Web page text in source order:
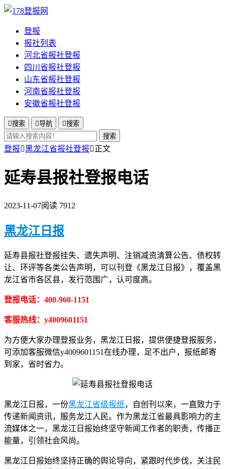
登报
报社列表
河北省报社登报
四川省报社登报
山东省报社登报
河南省报社登报
安徽省报社登报
搜索 导航 搜索
搜索
登报黑龙江省报社登报正文
延寿县报社登报电话
2023-11-07阅读 7912
黑龙江日报
延寿县报社登报挂失、遗失声明、注销减资清算公告、债权转
让、环评等各类公告声明，可以刊登《黑龙江日报》，覆盖黑
龙江省市各区县，发行范围广，认可度高。
登报电话：400-960-1151
客服热线：y4009601151
为方便大家办理登报业务，黑龙江日报，提供便捷登报服务，
可添加客服微信y4009601151在线办理，足不出户，报纸邮寄
到家，省时省力。
黑龙江日报，一份黑龙江省级报纸，自创刊以来，一直致力于
传递新闻资讯，服务龙江人民。作为黑龙江省最具影响力的主
流媒体之一，黑龙江日报始终坚守新闻工作者的职责，传播正
能量，引领社会风尚。
黑龙江日报始终坚持正确的舆论导向，紧跟时代步伐，关注民